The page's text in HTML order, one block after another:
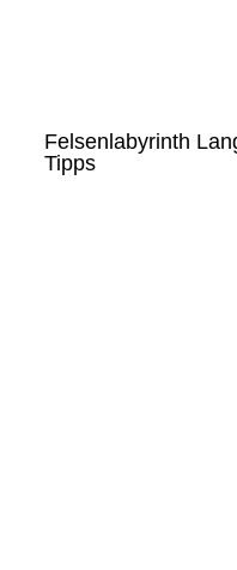
Felsenlabyrinth
Tipps